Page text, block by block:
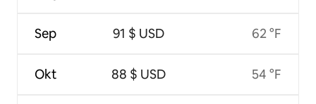
Sep
Okt
91 $ USD
88 $ USD
62 °F
54 °F